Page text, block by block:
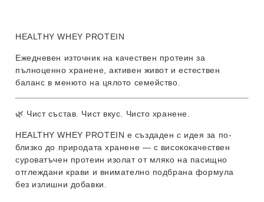
HEALTHY WHEY PROTEIN
Ежедневен източник на качествен протеин за
пълноценно хранене, активен живот и естествен
баланс в менюто на цялото семейство.
🌿 Чист състав. Чист вкус. Чисто хранене.
HEALTHY WHEY PROTEIN е създаден с идея за по-
близко до природата хранене — с висококачествен
суроватъчен протеин изолат от мляко на пасищно
отглеждани крави и внимателно подбрана формула
без излишни добавки.